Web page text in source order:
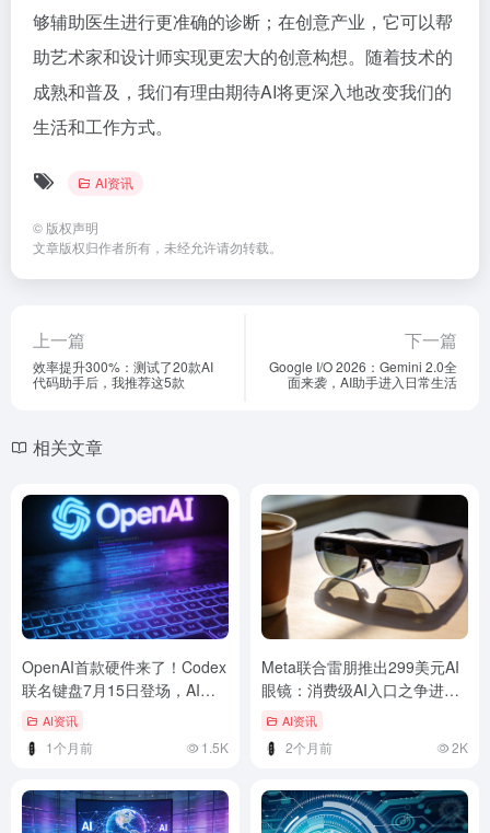
够辅助医生进行更准确的诊断；在创意产业，它可以帮
助艺术家和设计师实现更宏大的创意构想。随着技术的
成熟和普及，我们有理由期待AI将更深入地改变我们的
生活和工作方式。
AI资讯
© 版权声明
文章版权归作者所有，未经允许请勿转载。
上一篇
效率提升300%：测试了20款AI
代码助手后，我推荐这5款
下一篇
Google I/O 2026：Gemini 2.0全
面来袭，AI助手进入日常生活
相关文章
OpenAI首款硬件来了！Codex
联名键盘7月15日登场，AI开
发者神器曝光
AI资讯
1个月前 1.5K
Meta联合雷朋推出299美元AI
眼镜：消费级AI入口之争进入
白热化阶段
AI资讯
2个月前 2K